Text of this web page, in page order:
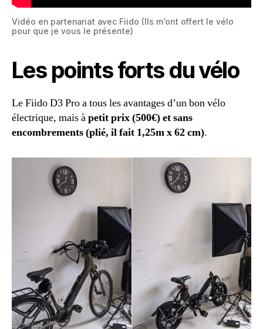
Vidéo en partenariat avec Fiido (Ils m’ont offert le vélo
pour que je vous le présente)
Les points forts du vélo
Le Fiido D3 Pro a tous les avantages d’un bon vélo
électrique, mais àpetit prix (500€) et sans
encombrements (plié, il fait 1,25m x 62 cm).